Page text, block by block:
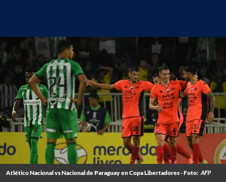
Atlético Nacional vs Nacional de Paraguay en Copa Libertadores - Foto: AFP